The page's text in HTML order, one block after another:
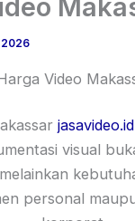
2026
Video
jasavideo.id
visual
personal